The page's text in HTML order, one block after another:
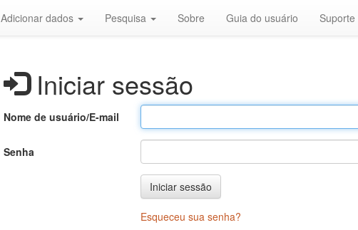
Adicionar dados Pesquisa Sobre Guia do usuário Suporte
Iniciar sessão
Nome de usuário/E-mail
Senha
Iniciar sessão
Esqueceu sua senha?